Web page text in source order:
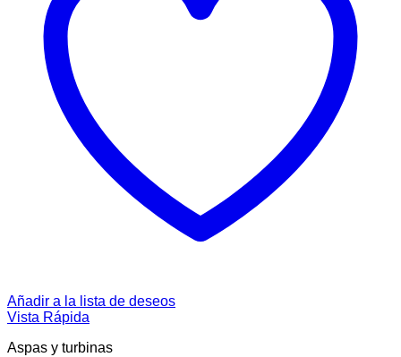
Añadir a la lista de deseos
Vista Rápida
Aspas y turbinas